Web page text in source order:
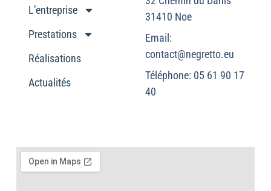
L’entreprise
Prestations
Réalisations
Actualités
31410 Noe
Email:
contact@negretto.eu
Téléphone: 05 61 90 17
40